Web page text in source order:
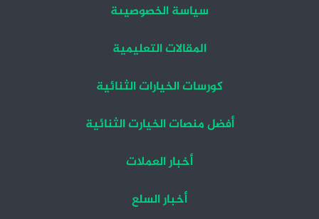
سياسة الخصوصيىة
المقالات التعليمية
كورسات الخيارات الثنائية
أفضل منصات الخيارت الثنائية
أخبار العملات
أخبار السلع